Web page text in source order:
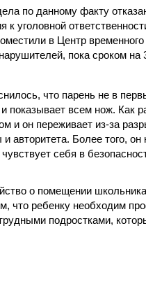
по данному факту
к уголовной
в Центр
пока сроком
что парень не в
показывает всем нож. Как
и он переживает из-за
авторитета. Более того, он
себя в
о помещении
что ребенку необходим
подростками,